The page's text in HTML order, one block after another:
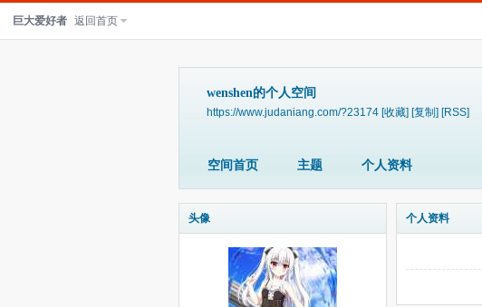
巨大爱好者 返回首页
wenshen的个人空间
https://www.judaniang.com/?23174 [收藏] [复制] [RSS]
空间首页 主题 个人资料
头像 个人资料